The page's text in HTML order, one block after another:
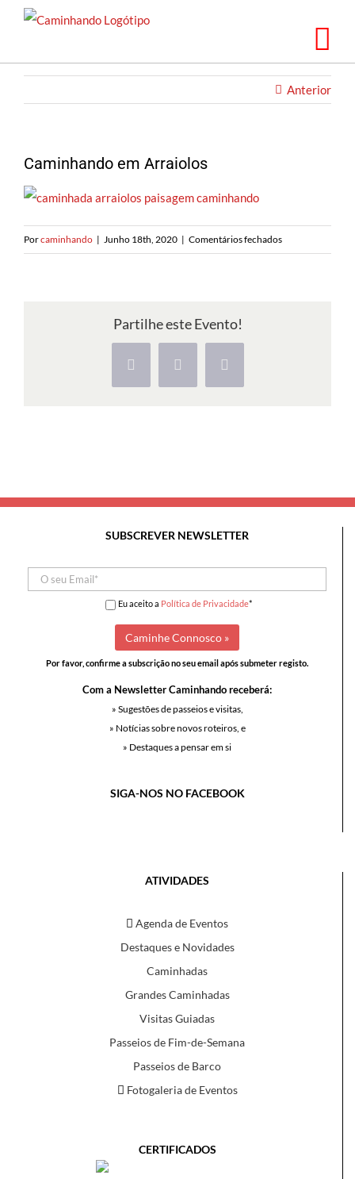
Saltar
Anterior
Caminhando em Arraiolos
Porcaminhando | Junho 18th, 2020 | Comentários fechadosem
Caminhando
Partilhe este Evento!
Facebook
X Pinterest
SUBSCREVER NEWSLETTER
Eu aceito a Política de Privacidade*
Por favor, confirme a subscrição no seu email após submeter registo.
Com a Newsletter Caminhando receberá:
» Sugestões de passeios e visitas,
» Notícias sobre novos roteiros, e
» Destaques a pensar em si
SIGA-NOS NO FACEBOOK
ATIVIDADES
Agenda de Eventos
Destaques e Novidades
Caminhadas
Grandes Caminhadas
Visitas Guiadas
Passeios de Fim-de-Semana
Passeios de Barco
Fotogaleria de Eventos
CERTIFICADOS